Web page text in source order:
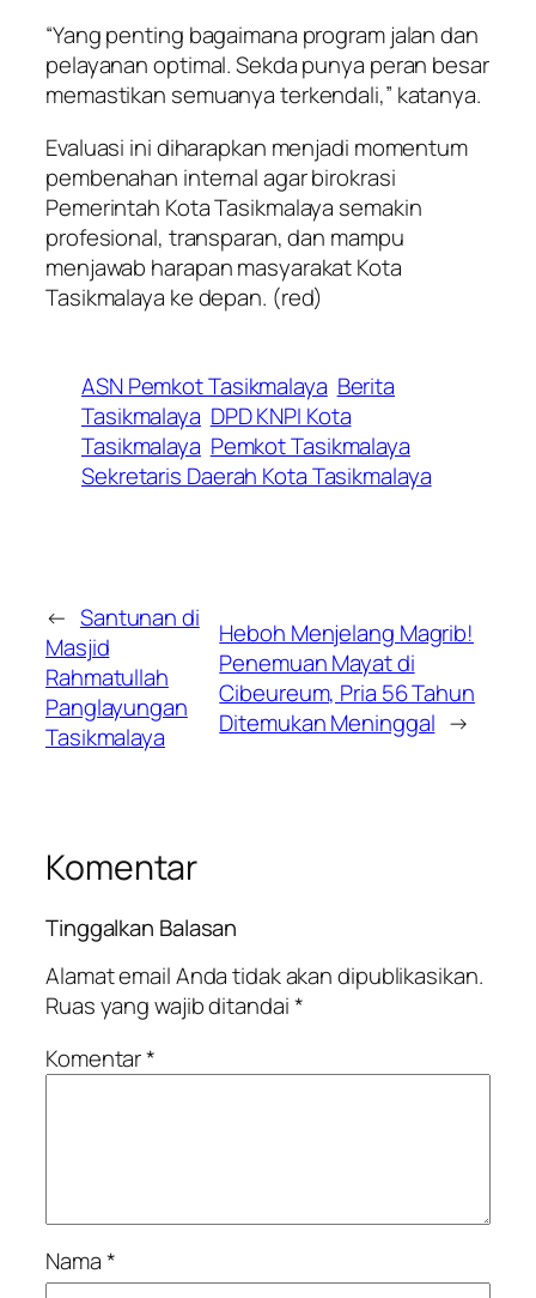
“Yang penting bagaimana program jalan dan
pelayanan optimal. Sekda punya peran besar
memastikan semuanya terkendali,” katanya.
Evaluasi ini diharapkan menjadi momentum
pembenahan internal agar birokrasi
Pemerintah Kota Tasikmalaya semakin
profesional, transparan, dan mampu
menjawab harapan masyarakat Kota
Tasikmalaya ke depan. (red)
ASN Pemkot Tasikmalaya Berita
Tasikmalaya DPD KNPI Kota
Tasikmalaya Pemkot Tasikmalaya
Sekretaris Daerah Kota Tasikmalaya
← Santunan di
Masjid
Rahmatullah
Panglayungan
Tasikmalaya
Heboh Menjelang Magrib!
Penemuan Mayat di
Cibeureum, Pria 56 Tahun
Ditemukan Meninggal →
Komentar
Tinggalkan Balasan
Alamat email Anda tidak akan dipublikasikan.
Ruas yang wajib ditandai*
Komentar*
Nama*